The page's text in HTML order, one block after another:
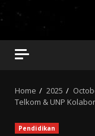
Home 2025
Telkom & UNP
Pendidikan